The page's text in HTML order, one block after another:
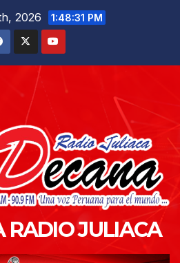
2026 1:48:32 PM
RADIO JULIACA